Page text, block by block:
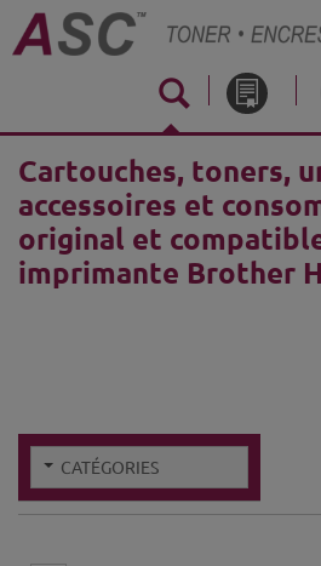
Cartouches, toners,
accessoires et
original et
imprimante Brother
CATÉGORIES